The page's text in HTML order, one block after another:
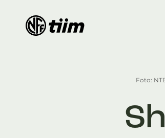
Foto: